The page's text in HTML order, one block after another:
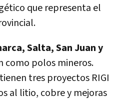
que representa el
Salta, San Juan y
como polos mineros.
tres proyectos RIGI
al litio, cobre y mejoras